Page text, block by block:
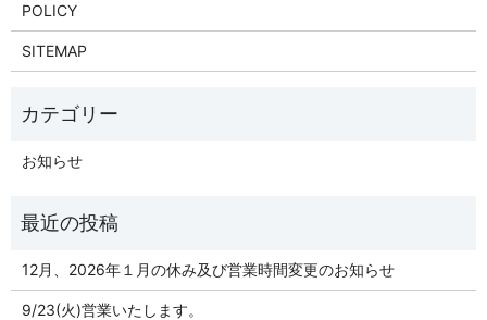
POLICY
SITEMAP
お知らせ
12月、2026年１月の休み及び営業時間変更のお知らせ
9/23(火)営業いたします。